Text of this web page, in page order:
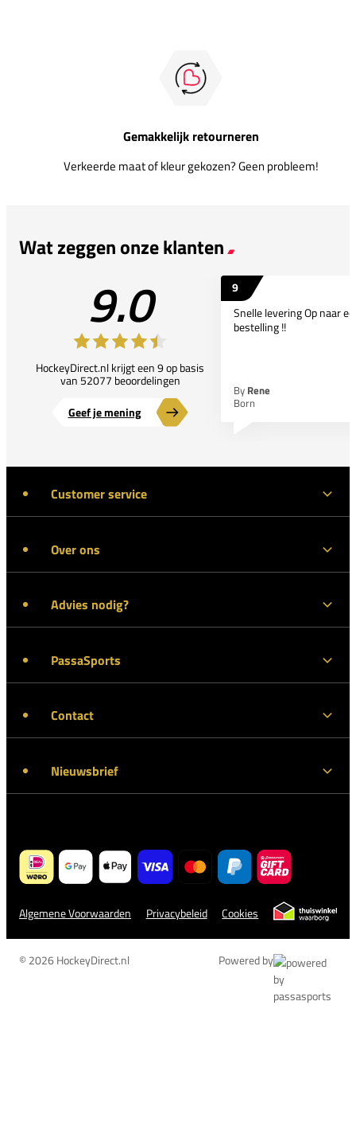
Gemakkelijk retourneren
Verkeerde maat of kleur gekozen? Geen probleem!
Wat zeggen onze klanten
9.0
HockeyDirect.nl krijgt een 9 op basis
van 52077 beoordelingen
Geef je mening
9
Snelle levering Op naar
bestelling !!
By Rene
Born
Customer service
Over ons
Advies nodig?
PassaSports
Contact
Nieuwsbrief
Algemene Voorwaarden Privacybeleid Cookies
© 2026 HockeyDirect.nl Powered by